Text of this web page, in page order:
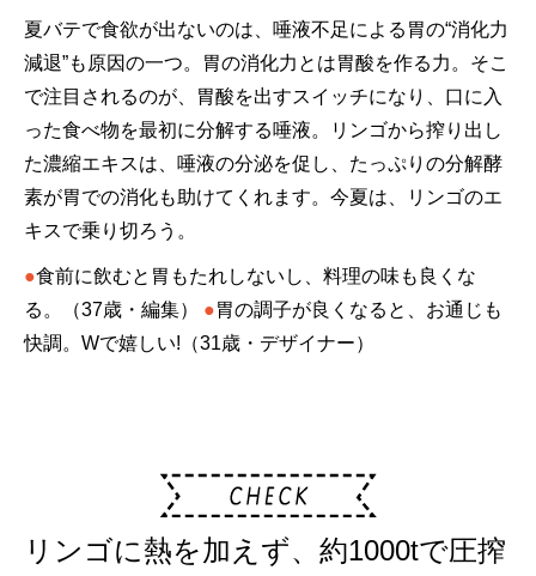
夏バテで食欲が出ないのは、唾液不足による胃の“消化力
減退”も原因の一つ。胃の消化力とは胃酸を作る力。そこ
で注目されるのが、胃酸を出すスイッチになり、口に入
った食べ物を最初に分解する唾液。リンゴから搾り出し
た濃縮エキスは、唾液の分泌を促し、たっぷりの分解酵
素が胃での消化も助けてくれます。今夏は、リンゴのエ
キスで乗り切ろう。
●食前に飲むと胃もたれしないし、料理の味も良くな
る。（37歳・編集）
●胃の調子が良くなると、お通じも
快調。Wで嬉しい!（31歳・デザイナー）
リンゴに熱を加えず、約1000tで圧搾